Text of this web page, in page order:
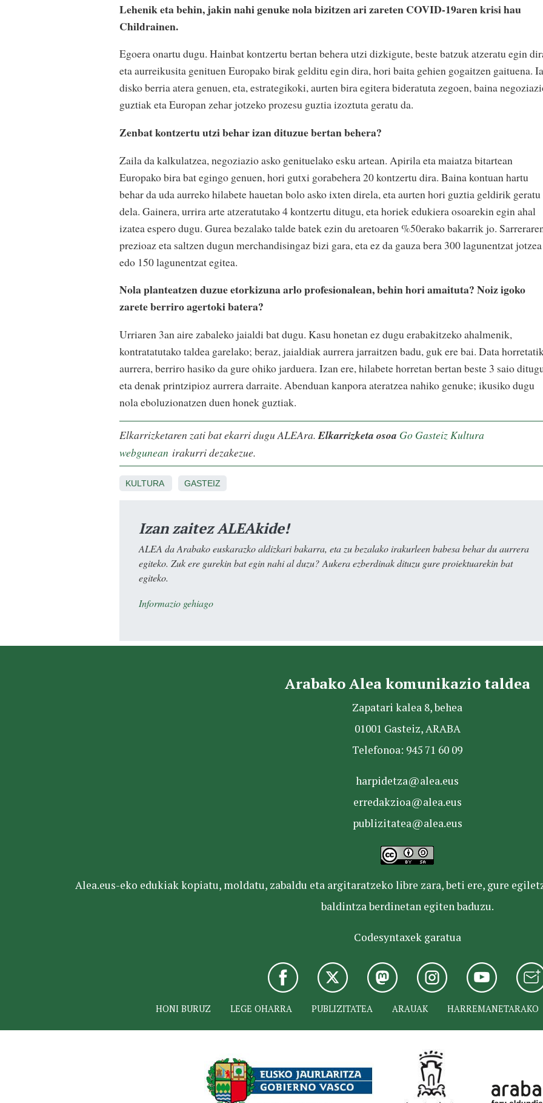
Lehenik eta behin, jakin nahi genuke nola bizitzen ari zareten COVID-19aren krisi hau
Childrainen.
Egoera onartu dugu. Hainbat kontzertu bertan behera utzi dizkigute, beste batzuk atzeratu egin
eta aurreikusita genituen Europako birak gelditu egin dira, hori baita gehien gogaitzen gaituena.
disko berria atera genuen, eta, estrategikoki, aurten bira egitera bideratuta zegoen, baina
guztiak eta Europan zehar jotzeko prozesu guztia izoztuta geratu da.
Zenbat kontzertu utzi behar izan dituzue bertan behera?
Zaila da kalkulatzea, negoziazio asko genituelako esku artean. Apirila eta maiatza bitartean
Europako bira bat egingo genuen, hori gutxi gorabehera 20 kontzertu dira. Baina kontuan hartu
behar da uda aurreko hilabete hauetan bolo asko ixten direla, eta aurten hori guztia geldirik geratu
dela. Gainera, urrira arte atzeratutako 4 kontzertu ditugu, eta horiek edukiera osoarekin egin ahal
izatea espero dugu. Gurea bezalako talde batek ezin du aretoaren %50erako bakarrik jo.
prezioaz eta saltzen dugun merchandisingaz bizi gara, eta ez da gauza bera 300 lagunentzat jotzea
edo 150 lagunentzat egitea.
Nola planteatzen duzue etorkizuna arlo profesionalean, behin hori amaituta? Noiz igoko
zarete berriro agertoki batera?
Urriaren 3an aire zabaleko jaialdi bat dugu. Kasu honetan ez dugu erabakitzeko ahalmenik,
kontratatutako taldea garelako; beraz, jaialdiak aurrera jarraitzen badu, guk ere bai. Data
aurrera, berriro hasiko da gure ohiko jarduera. Izan ere, hilabete horretan bertan beste 3 saio
eta denak printzipioz aurrera darraite. Abenduan kanpora ateratzea nahiko genuke; ikusiko dugu
nola eboluzionatzen duen honek guztiak.
Elkarrizketaren zati bat ekarri dugu ALEAra.Elkarrizketa osoa Go Gasteiz Kultura
webgunean irakurri dezakezue.
KULTURA GASTEIZ
Izan zaitez ALEAkide!
ALEA da Arabako euskarazko aldizkari bakarra, eta zu bezalako irakurleen babesa behar du aurrera
egiteko. Zuk ere gurekin bat egin nahi al duzu? Aukera ezberdinak dituzu gure proiektuarekin bat
egiteko.
Informazio gehiago
Arabako Alea komunikazio taldea
Zapatari kalea 8, behea
01001 Gasteiz, ARABA
Telefonoa: 945 71 60 09
harpidetza@alea.eus
erredakzioa@alea.eus
publizitatea@alea.eus
Alea.eus-eko edukiak kopiatu, moldatu, zabaldu eta argitaratzeko libre zara, beti ere, gure
baldintza berdinetan egiten baduzu.
Codesyntaxek garatua
HONI BURUZ LEGE OHARRA PUBLIZITATEA ARAUAK HARREMANETARAKO